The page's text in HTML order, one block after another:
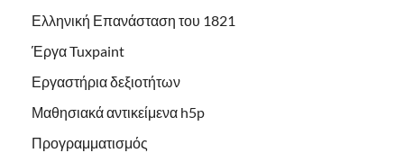
Ελληνική Επανάσταση του 1821
Έργα Tuxpaint
Εργαστήρια δεξιοτήτων
Μαθησιακά αντικείμενα h5p
Προγραμματισμός